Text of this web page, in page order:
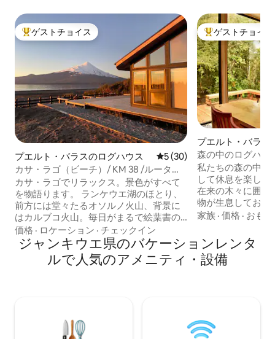
大好評のゲストチョイスです。
ゲストチョイス
プエルト・バラスのログハウス レビュー30件、5つ星中5つ
5 (30)
カサ・ラゴ（ビーチ）/ KM 38 /ルータ・
エンセナダ
カサ・ラゴでリラックス。景色がすべて
を物語ります。 ランケウエ湖のほとり、
前方には堂々たるオソルノ火山、背景に
はカルブコ火山。毎日がまるで絵葉書の
ようです。 必要な設備を備え、周囲の静
けさをお楽しみください。 ドアを開け
て...砂の上を歩きましょう。 サービス、
レストラン、観光スポットまで徒歩圏
ム。 つながって楽しもう。
価格 · ロケーション · チェックイン
大好評のゲスト
ゲストチョイス
プエルト・バラス
森の中のログハウ
私たちの森の中の
して休息を楽し
在来の木々に囲ま
物が生息しており
コンなどの鳥のさ
望む散歩道があります。 近
ンテ・ペレス・
ス・ロス・サン
家族 ·価格 · おも
ジャンキウエ県のバケーションレンタ
ルで人気のアメニティ・設備